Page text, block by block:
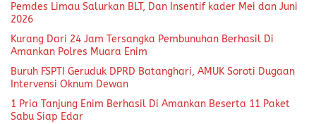
Pemdes Limau Salurkan BLT, Dan Insentif kader Mei dan Juni
2026
Kurang Dari 24 Jam Tersangka Pembunuhan Berhasil Di
Amankan Polres Muara Enim
Buruh FSPTI Geruduk DPRD Batanghari, AMUK Soroti Dugaan
Intervensi Oknum Dewan
1 Pria Tanjung Enim Berhasil Di Amankan Beserta 11 Paket
Sabu Siap Edar